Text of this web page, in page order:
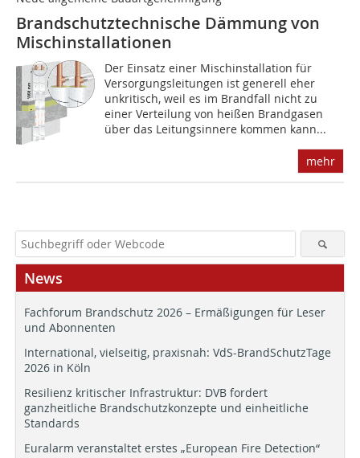
Brandschutztechnische Dämmung von
Mischinstallationen
Der Einsatz einer Mischinstallation für
Versorgungsleitungen ist generell eher
unkritisch, weil es im Brandfall nicht zu
einer Verteilung von heißen Brandgasen
über das Leitungsinnere kommen kann...
mehr
News
Fachforum Brandschutz 2026 – Ermäßigungen für Leser
und Abonnenten
International, vielseitig, praxisnah: VdS-BrandSchutzTage
2026 in Köln
Resilienz kritischer Infrastruktur: DVB fordert
ganzheitliche Brandschutzkonzepte und einheitliche
Standards
Euralarm veranstaltet erstes „European Fire Detection“